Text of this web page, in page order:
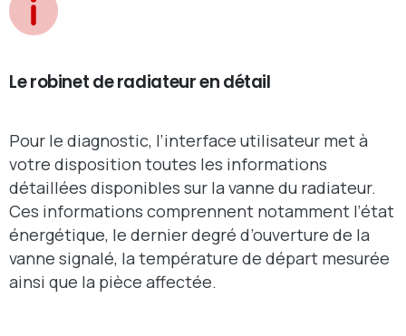
Le robinet de radiateur en détail
Pour le diagnostic, l’interface utilisateur met à
votre disposition toutes les informations
détaillées disponibles sur la vanne du radiateur.
Ces informations comprennent notamment l’état
énergétique, le dernier degré d’ouverture de la
vanne signalé, la température de départ mesurée
ainsi que la pièce affectée.